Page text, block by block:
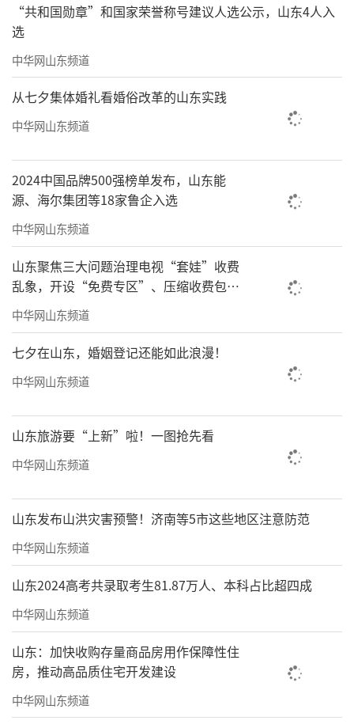
“共和国勋章”和国家荣誉称号建议人选公示，山东4人入
选
中华网山东频道
从七夕集体婚礼看婚俗改革的山东实践
中华网山东频道
2024中国品牌500强榜单发布，山东能
源、海尔集团等18家鲁企入选
中华网山东频道
山东聚焦三大问题治理电视“套娃”收费
乱象，开设“免费专区”、压缩收费包比
例70%以上
中华网山东频道
七夕在山东，婚姻登记还能如此浪漫！
中华网山东频道
山东旅游要“上新”啦！一图抢先看
中华网山东频道
山东发布山洪灾害预警！济南等5市这些地区注意防范
中华网山东频道
山东2024高考共录取考生81.87万人、本科占比超四成
中华网山东频道
山东：加快收购存量商品房用作保障性住
房，推动高品质住宅开发建设
中华网山东频道